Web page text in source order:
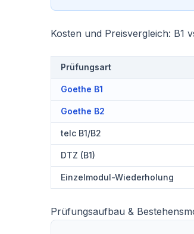
Kosten und Preisvergleich: B1
Prüfungsart
Goethe B1
Goethe B2
telc B1/B2
DTZ (B1)
Einzelmodul-Wiederholung
Prüfungsaufbau &